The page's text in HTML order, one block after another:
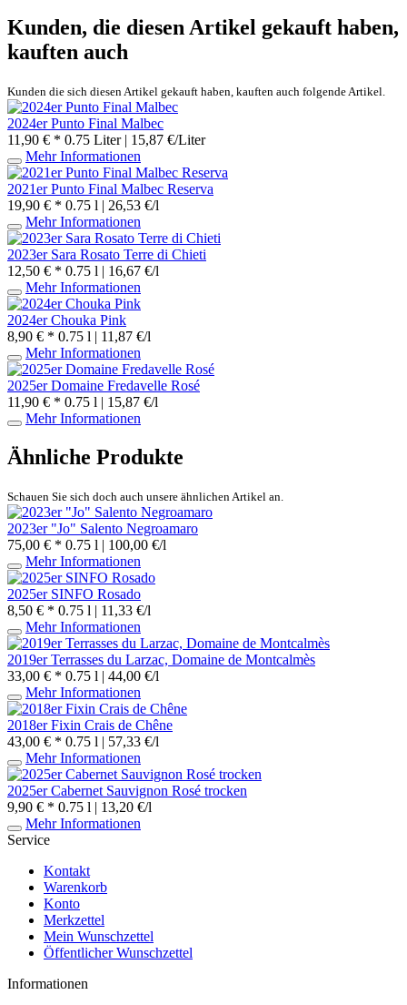
Kunden, die diesen Artikel gekauft haben,
kauften auch
Kunden die sich diesen Artikel gekauft haben, kauften auch folgende Artikel.
2024er Punto Final Malbec
11,90 € * 0.75 Liter | 15,87 €/Liter
Mehr Informationen
2021er Punto Final Malbec Reserva
19,90 € * 0.75 l | 26,53 €/l
Mehr Informationen
2023er Sara Rosato Terre di Chieti
12,50 € * 0.75 l | 16,67 €/l
Mehr Informationen
2024er Chouka Pink
8,90 € * 0.75 l | 11,87 €/l
Mehr Informationen
2025er Domaine Fredavelle Rosé
11,90 € * 0.75 l | 15,87 €/l
Mehr Informationen
Ähnliche Produkte
Schauen Sie sich doch auch unsere ähnlichen Artikel an.
2023er "Jo" Salento Negroamaro
75,00 € * 0.75 l | 100,00 €/l
Mehr Informationen
2025er SINFO Rosado
8,50 € * 0.75 l | 11,33 €/l
Mehr Informationen
2019er Terrasses du Larzac, Domaine de Montcalmès
33,00 € * 0.75 l | 44,00 €/l
Mehr Informationen
2018er Fixin Crais de Chêne
43,00 € * 0.75 l | 57,33 €/l
Mehr Informationen
2025er Cabernet Sauvignon Rosé trocken
9,90 € * 0.75 l | 13,20 €/l
Mehr Informationen
Service
Kontakt
Warenkorb
Konto
Merkzettel
Mein Wunschzettel
Öffentlicher Wunschzettel
Informationen